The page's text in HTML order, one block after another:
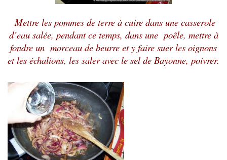
Mettre les pommes de terre à cuire dans une casserole
d’eau salée, pendant ce temps, dans une poêle, mettre à
fondre un morceau de beurre et y faire suer les oignons
et les échalions, les saler avec le sel de Bayonne, poivrer.